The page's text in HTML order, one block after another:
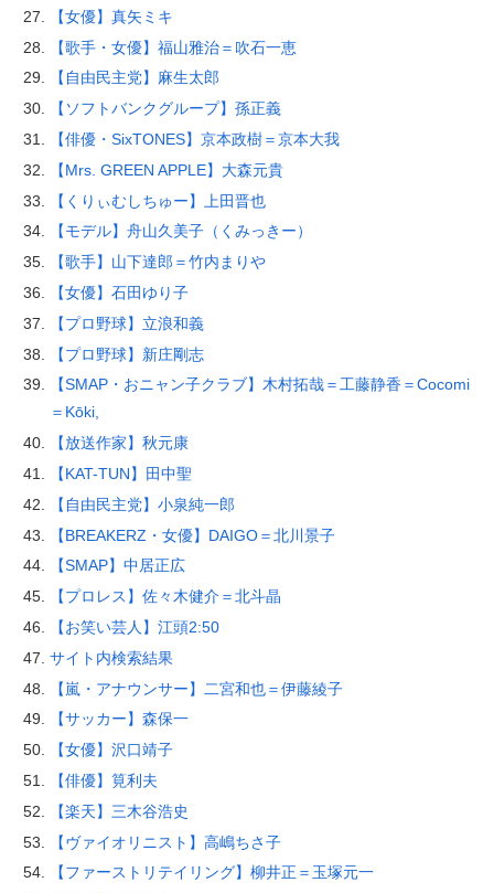
【女優】真矢ミキ
【歌手・女優】福山雅治＝吹石一恵
【自由民主党】麻生太郎
【ソフトバンクグループ】孫正義
【俳優・SixTONES】京本政樹＝京本大我
【Mrs. GREEN APPLE】大森元貴
【くりぃむしちゅー】上田晋也
【モデル】舟山久美子（くみっきー）
【歌手】山下達郎＝竹内まりや
【女優】石田ゆり子
【プロ野球】立浪和義
【プロ野球】新庄剛志
【SMAP・おニャン子クラブ】木村拓哉＝工藤静香＝Cocomi
＝Kōki,
【放送作家】秋元康
【KAT-TUN】田中聖
【自由民主党】小泉純一郎
【BREAKERZ・女優】DAIGO＝北川景子
【SMAP】中居正広
【プロレス】佐々木健介＝北斗晶
【お笑い芸人】江頭2:50
サイト内検索結果
【嵐・アナウンサー】二宮和也＝伊藤綾子
【サッカー】森保一
【女優】沢口靖子
【俳優】筧利夫
【楽天】三木谷浩史
【ヴァイオリニスト】高嶋ちさ子
【ファーストリテイリング】柳井正＝玉塚元一